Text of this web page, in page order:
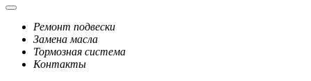
Ремонт подвески
Замена масла
Тормозная система
Контакты